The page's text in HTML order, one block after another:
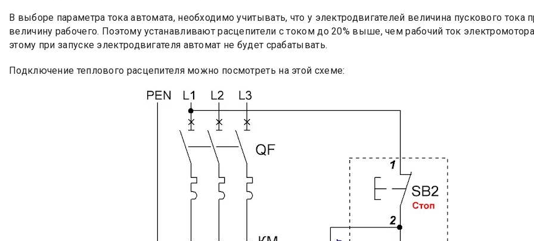
В выборе параметра тока автомата, необходимо учитывать, что у электродвигателей величина пускового тока
величину рабочего. Поэтому устанавливают расцепители с током до 20% выше, чем рабочий ток
этому при запуске электродвигателя автомат не будет срабатывать.
Подключение теплового расцепителя можно посмотреть на этой схеме: